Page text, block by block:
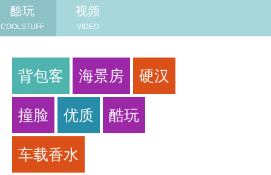
酷玩
COOLSTUFF
视频
VIDEO
背包客 海景房 硬汉
撞脸 优质 酷玩
车载香水